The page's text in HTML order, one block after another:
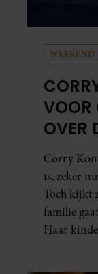
WEEKEND
VOOR
OVER
Corry
is, zeker
Toch kijkt
familie
Haar